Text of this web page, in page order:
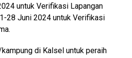
untuk Verifikasi Lapangan
28 Juni 2024 untuk Verifikasi
di Kalsel untuk peraih